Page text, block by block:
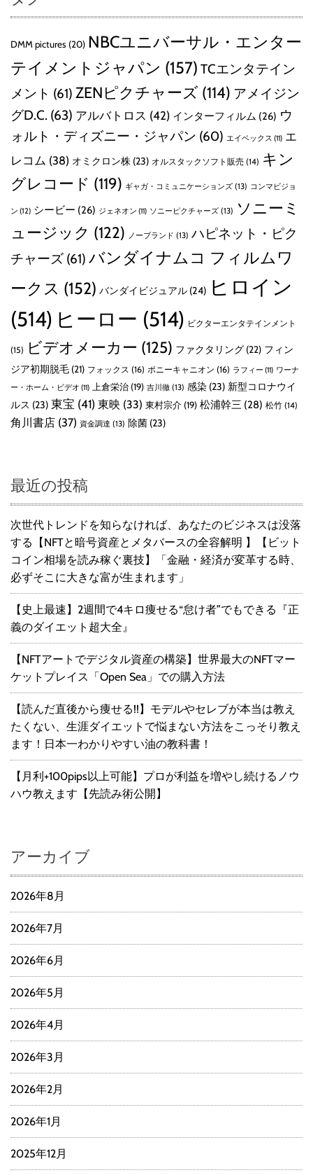
DMM pictures (20) NBCユニバーサル・エンター
テイメントジャパン (157) TCエンタテイン
メント (61) ZENピクチャーズ (114) アメイジン
グD.C. (63) アルバトロス (42) インターフィルム (26) ウ
ォルト・ディズニー・ジャパン (60) エイベックス (11) エ
レコム (38) オミクロン株 (23) オルスタックソフト販売 (14) キン
グレコード (119) ギャガ・コミュニケーションズ (13) コンマビジョ
ン (12) シービー (26) ジェネオン (11) ソニーピクチャーズ (13) ソニーミ
ュージック (122) ノーブランド (13) ハピネット・ピク
チャーズ (61) バンダイナムコ フィルムワ
ークス (152) バンダイビジュアル (24) ヒロイン
(514) ヒーロー (514) ビクターエンタテインメント
(15) ビデオメーカー (125) ファクタリング (22) フィン
ジア初期脱毛 (21) フォックス (16) ポニーキャニオン (16) ラフィー (11) ワーナ
ー・ホーム・ビデオ (11) 上倉栄治 (19) 吉川徹 (13) 感染 (23) 新型コロナウイ
ルス (23) 東宝 (41) 東映 (33) 東村宗介 (19) 松浦幹三 (28) 松竹 (14)
角川書店 (37) 資金調達 (13) 除菌 (23)
最近の投稿
次世代トレンドを知らなければ、あなたのビジネスは没落
する【NFTと暗号資産とメタバースの全容解明 】【ビット
コイン相場を読み稼ぐ裏技】「金融・経済が変革する時、
必ずそこに大きな富が生まれます」
【史上最速】2週間で4キロ痩せる“怠け者”でもできる『正
義のダイエット超大全』
【NFTアートでデジタル資産の構築】世界最大のNFTマー
ケットプレイス「Open Sea」での購入方法
【読んだ直後から痩せる!!】モデルやセレブが本当は教え
たくない、生涯ダイエットで悩まない方法をこっそり教え
ます！日本一わかりやすい油の教科書！
【月利+100pips以上可能】プロが利益を増やし続けるノウ
ハウ教えます【先読み術公開】
アーカイブ
2026年8月
2026年7月
2026年6月
2026年5月
2026年4月
2026年3月
2026年2月
2026年1月
2025年12月